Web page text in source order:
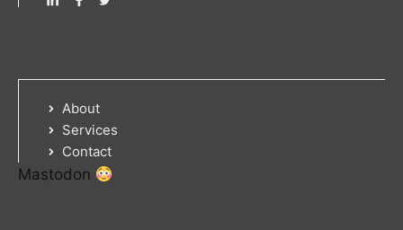
About
Services
Contact
Mastodon